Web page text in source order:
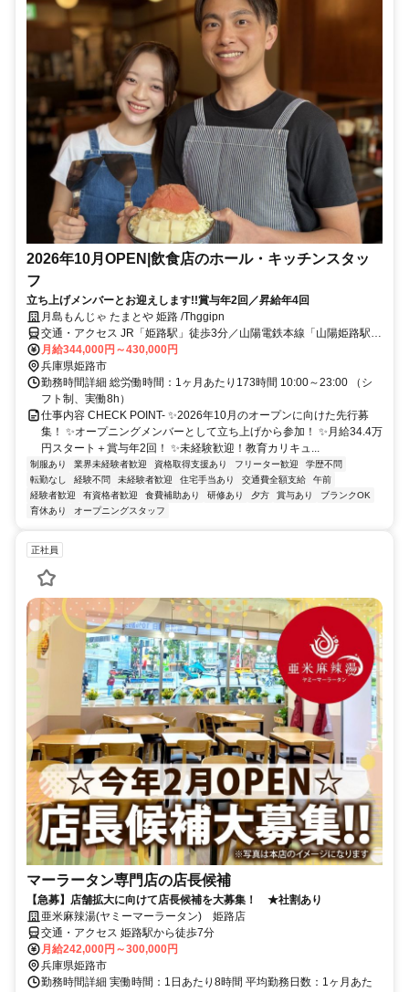
2026年10月OPEN|飲食店のホール・キッチンスタッ
フ
立ち上げメンバーとお迎えします!!賞与年2回／昇給年4回
月島もんじゃ たまとや 姫路 /Thggipn
交通・アクセス JR「姫路駅」徒歩3分／山陽電鉄本線「山陽姫路駅」
徒歩3分
月給344,000円～430,000円
兵庫県姫路市
勤務時間詳細 総労働時間：1ヶ月あたり173時間 10:00～23:00 （シ
フト制、実働8h）
仕事内容 CHECK POINT- ✨2026年10月のオープンに向けた先行募
集！ ✨オープニングメンバーとして立ち上げから参加！ ✨月給34.4万
円スタート＋賞与年2回！ ✨未経験歓迎！教育カリキュ...
制服あり 業界未経験者歓迎 資格取得支援あり フリーター歓迎
学歴不問
転勤なし
経験不問 未経験者歓迎 住宅手当あり 交通費全額支給
午前
経験者歓迎
有資格者歓迎 食費補助あり 研修あり 夕方 賞与あり
ブランクOK
育休あり
オープニングスタッフ
正社員
マーラータン専門店の店長候補
【急募】店舗拡大に向けて店長候補を大募集！ ★社割あり
亜米麻辣湯(ヤミーマーラータン) 姫路店
交通・アクセス 姫路駅から徒歩7分
月給242,000円～300,000円
兵庫県姫路市
勤務時間詳細 実働時間：1日あたり8時間 平均勤務日数：1ヶ月あた